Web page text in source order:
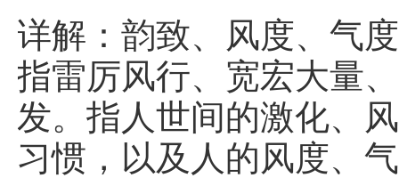
详解：韵致、风度、气
指雷厉风行、宽宏大量
发。指人世间的激化、
习惯，以及人的风度、